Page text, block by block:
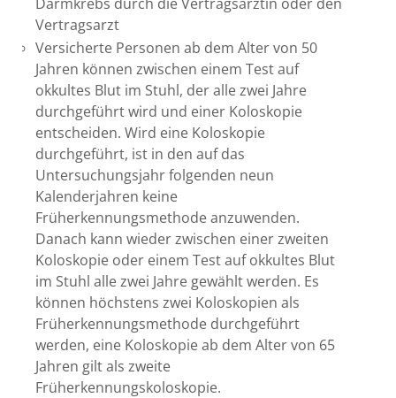
Vertragsarzt
Versicherte Personen ab dem Alter von 50
Jahren können zwischen einem Test auf
okkultes Blut im Stuhl, der alle zwei Jahre
durchgeführt wird und einer Koloskopie
entscheiden. Wird eine Koloskopie
durchgeführt, ist in den auf das
Untersuchungsjahr folgenden neun
Kalenderjahren keine
Früherkennungsmethode anzuwenden.
Danach kann wieder zwischen einer zweiten
Koloskopie oder einem Test auf okkultes Blut
im Stuhl alle zwei Jahre gewählt werden. Es
können höchstens zwei Koloskopien als
Früherkennungsmethode durchgeführt
werden, eine Koloskopie ab dem Alter von 65
Jahren gilt als zweite
Früherkennungskoloskopie.